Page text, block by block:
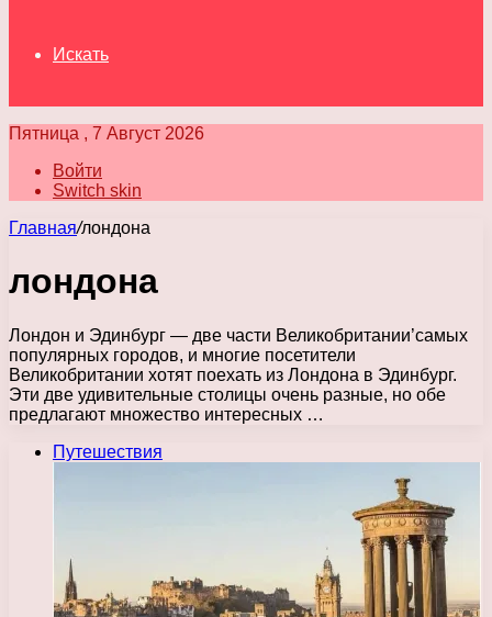
Искать
Пятница , 7 Август 2026
Войти
Switch skin
Главная/лондона
лондона
Лондон и Эдинбург — две части Великобритании’самых
популярных городов, и многие посетители
Великобритании хотят поехать из Лондона в Эдинбург.
Эти две удивительные столицы очень разные, но обе
предлагают множество интересных …
Путешествия